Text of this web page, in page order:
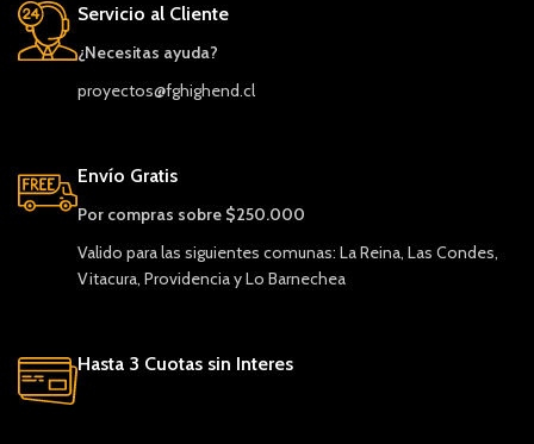
Servicio al Cliente
¿Necesitas ayuda?
proyectos@fghighend.cl
Envío Gratis
Por compras sobre $250.000
Valido para las siguientes comunas: La Reina, Las Condes,
Vitacura, Providencia y Lo Barnechea
Hasta 3 Cuotas sin Interes